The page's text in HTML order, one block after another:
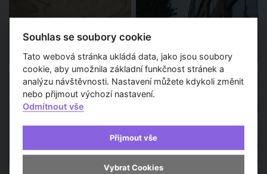
Souhlas se soubory cookie
Tato webová stránka ukládá data, jako jsou soubory
cookie, aby umožnila základní funkčnost stránek a
analýzu návštěvnosti. Nastavení můžete kdykoli změnit
nebo přijmout výchozí nastavení.
Odmítnout vše
Přijmout vše
Vybrat Cookies